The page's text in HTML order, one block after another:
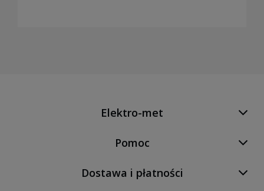
Elektro-met
Pomoc
Dostawa i płatności